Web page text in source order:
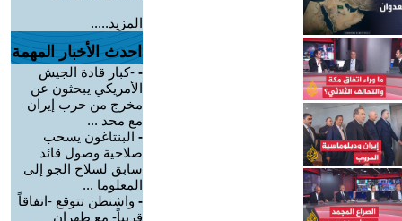
المزيد.....
احدث الأخبار المهمة
- -كبار قادة الجيش
الأمريكي يبحثون عن
مخرج من حرب إيران
مع محد ...
- البنتاغون يسحب
صلاحية وصول قائد
سابق لسلاح الجو إلى
المعلوما ...
- واشنطن تتوقع -اتفاقاً
قريباً- مع طهران